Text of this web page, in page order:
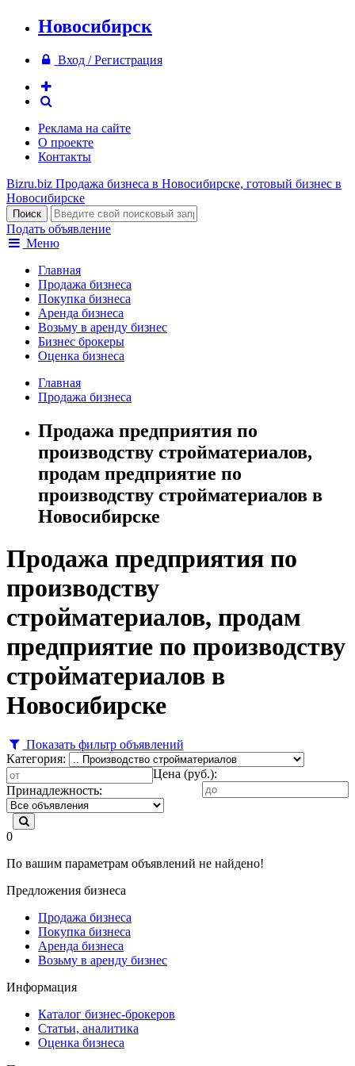
Новосибирск
Вход / Регистрация
Реклама на сайте
О проекте
Контакты
Bizru.biz Продажа бизнеса в Новосибирске, готовый бизнес в
Новосибирске
Подать объявление
Меню
Главная
Продажа бизнеса
Покупка бизнеса
Аренда бизнеса
Возьму в аренду бизнес
Бизнес брокеры
Оценка бизнеса
Главная
Продажа бизнеса
Продажа предприятия по
производству стройматериалов,
продам предприятие по
производству стройматериалов в
Новосибирске
Продажа предприятия по
производству
стройматериалов, продам
предприятие по производству
стройматериалов в
Новосибирске
Показать фильтр объявлений
Категория:
Цена (руб.):
Принадлежность:
0
По вашим параметрам объявлений не найдено!
Предложения бизнеса
Продажа бизнеса
Покупка бизнеса
Аренда бизнеса
Возьму в аренду бизнес
Информация
Каталог бизнес-брокеров
Статьи, аналитика
Оценка бизнеса